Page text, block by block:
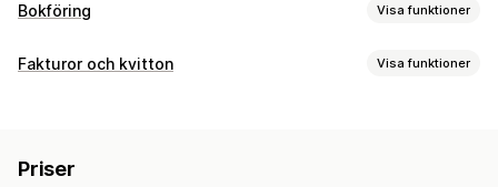
Bokföring Visa funktioner
Ekonomiska rapporter
Instrumentpanel för prestanda
Fakturor och kvitton Visa funktioner
Offerter
Priser